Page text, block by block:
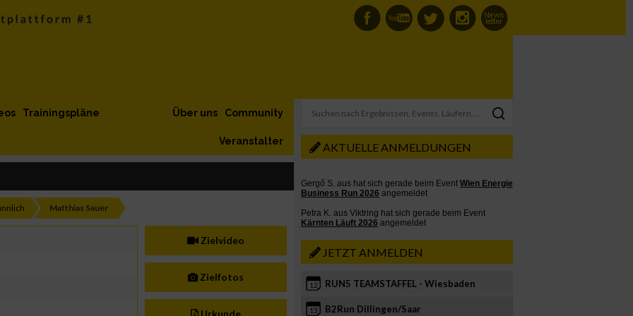
Trainingspläne Community
Über uns
Veranstalter
Matthias Sauer
Zielvideo
Zielfotos
Urkunde
AKTUELLE ANMELDUNGEN
JETZT ANMELDEN
12 RUN5 TEAMSTAFFEL - Wiesbaden
13 B2Run Dillingen/Saar